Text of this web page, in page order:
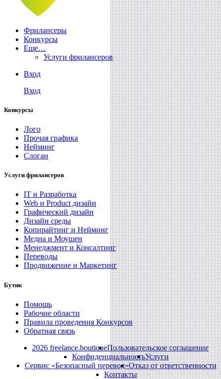
Фрилансеры
Конкурсы
Еще…
Услуги фрилансеров
Вход
Вход
Конкурсы
Лого
Прочая графика
Нейминг
Слоган
Услуги фрилансеров
IT и Разработка
Web и Product дизайн
Графический дизайн
Дизайн среды
Копирайтинг и Нейминг
Медиа и Моушен
Менеджмент и Консалтинг
Переводы
Продвижение и Маркетинг
Бутик
Помощь
Рабочие области
Правила проведения Конкурсов
Обратная связь
2026 freelance.boutiqueПользовательское соглашение
КонфиденциальностьУслуги
Сервис «Безопасный перевод»Отказ от ответственности
Контакты